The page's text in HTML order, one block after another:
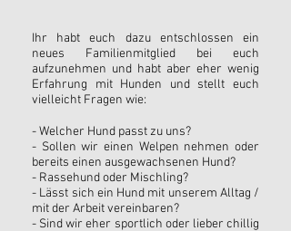
Ihr habt euch dazu entschlossen ein
neues Familienmitglied bei euch
aufzunehmen und habt aber eher wenig
Erfahrung mit Hunden und stellt euch
vielleicht Fragen wie:
- Welcher Hund passt zu uns?
- Sollen wir einen Welpen nehmen oder
bereits einen ausgewachsenen Hund?
- Rassehund oder Mischling?
- Lässt sich ein Hund mit unserem Alltag /
mit der Arbeit vereinbaren?
- Sind wir eher sportlich oder lieber chillig